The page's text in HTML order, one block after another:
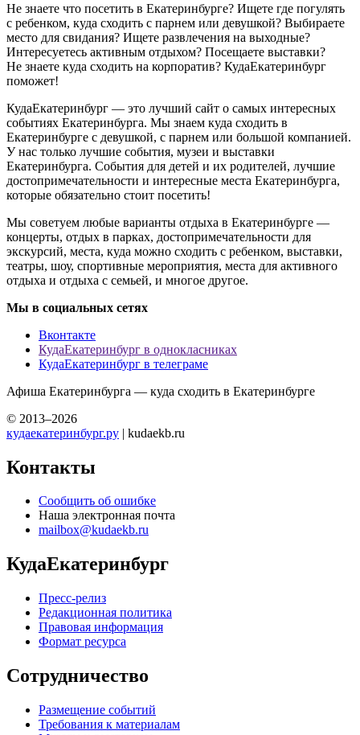
Не знаете что посетить в Екатеринбурге? Ищете где погулять
с ребенком, куда сходить с парнем или девушкой? Выбираете
место для свидания? Ищете развлечения на выходные?
Интересуетесь активным отдыхом? Посещаете выставки?
Не знаете куда сходить на корпоратив? КудаЕкатеринбург
поможет!
КудаЕкатеринбург — это лучший сайт о самых интересных
событиях Екатеринбурга. Мы знаем куда сходить в
Екатеринбурге с девушкой, с парнем или большой компанией.
У нас только лучшие события, музеи и выставки
Екатеринбурга. События для детей и их родителей, лучшие
достопримечательности и интересные места Екатеринбурга,
которые обязательно стоит посетить!
Мы советуем любые варианты отдыха в Екатеринбурге —
концерты, отдых в парках, достопримечательности для
экскурсий, места, куда можно сходить с ребенком, выставки,
театры, шоу, спортивные мероприятия, места для активного
отдыха и отдыха с семьей, и многое другое.
Мы в социальных сетях
Вконтакте
КудаЕкатеринбург в однокласниках
КудаЕкатеринбург в телеграме
Афиша Екатеринбурга — куда сходить в Екатеринбурге
© 2013–2026
кудаекатеринбург.ру | kudaekb.ru
Контакты
Сообщить об ошибке
Наша электронная почта
mailbox@kudaekb.ru
КудаЕкатеринбург
Пресс-релиз
Редакционная политика
Правовая информация
Формат ресурса
Сотрудничество
Размещение событий
Требования к материалам